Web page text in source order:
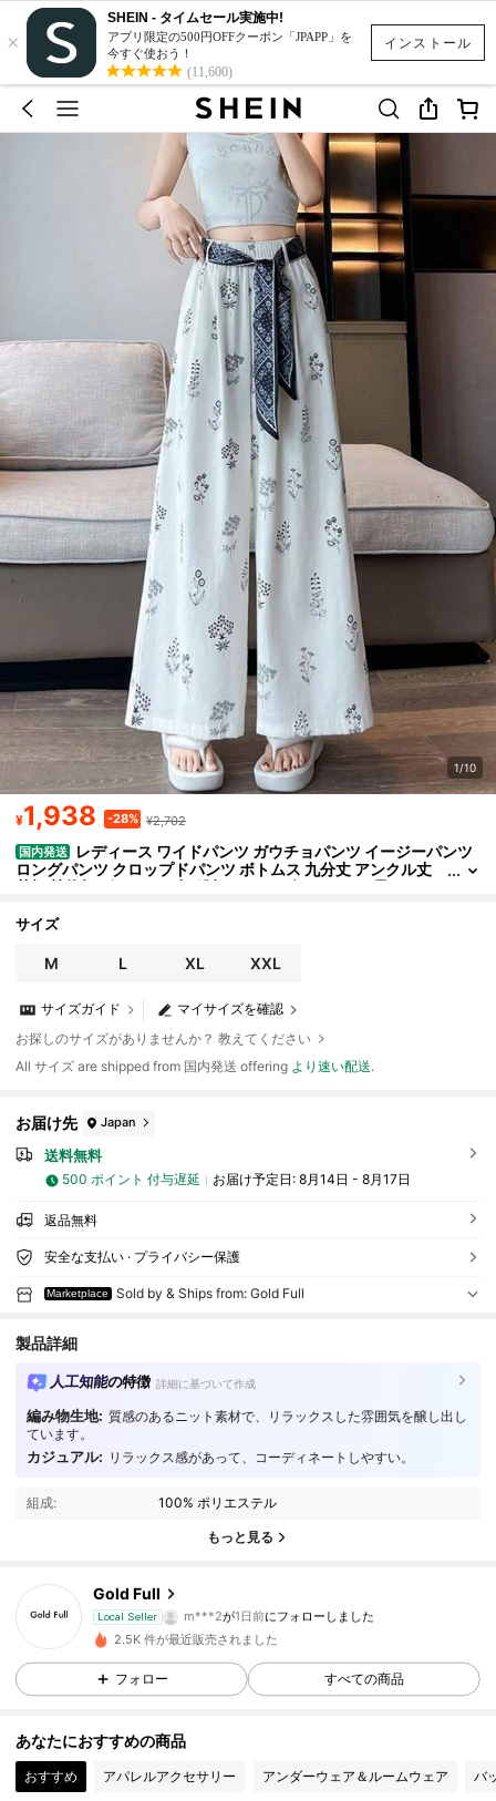
インストール
×
SHEIN - タイムセール実施中!
アプリ限定の500円OFFクーポン「JPAPP」を
今すぐ使おう！
(11,600)
1/10
¥1,938 -28% ¥2,702
国内発送
レディース ワイドパンツ ガウチョパンツ イージーパンツ
ロングパンツ クロップドパンツ ボトムス 九分丈 アンクル丈
花柄 植物柄 ボタニカル柄 総柄 レトロ ヴィンテージ風 スカー
バー 着痩せ 脚長効果 骨格ウェーブ 骨格ナチュラル 美脚 涼しい さ
いめ カジュアル フェミニン リゾート 旅行 普段着 ワンマイルウェ
ア デート 女子会 春 夏 秋 ぽっちゃり おしゃれ ネイビー ブラック
サイズ
M L XL XXL
マイサイズを確認
サイズガイド
お探しのサイズがありませんか？ 教えてください
All サイズ are shipped from 国内発送 offering より速い配送.
お届け先 Japan
送料無料
500 ポイント 付与遅延 お届け予定日: 8月14日 - 8月17日
返品無料
安全な支払い · プライバシー保護
Marketplace Sold by & Ships from: Gold Full
製品詳細
人工知能の特徴 詳細に基づいて作成
編み物生地: 質感のあるニット素材で、リラックスした雰囲気を醸し出し
ています。
カジュアル: リラックス感があって、コーディネートしやすい。
組成: 100% ポリエステル
もっと見る
Gold Full
Local Seller
50 フォロワー
m***2が1日前にフォローしました
2.5K 件が最近販売されました
フォロー すべての商品
あなたにおすすめの商品
おすすめ アパレルアクセサリー アンダーウェア＆ルームウェア バ